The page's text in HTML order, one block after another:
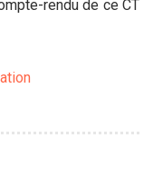
rendu de ce CT